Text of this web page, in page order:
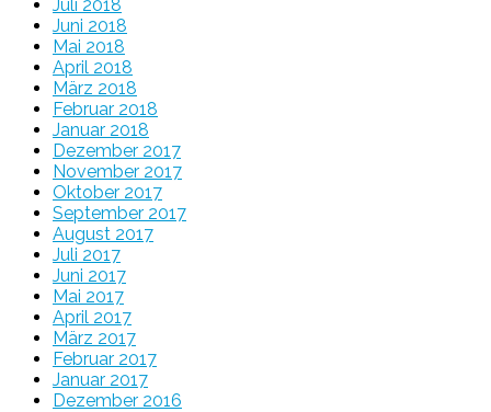
Juli 2018
Juni 2018
Mai 2018
April 2018
März 2018
Februar 2018
Januar 2018
Dezember 2017
November 2017
Oktober 2017
September 2017
August 2017
Juli 2017
Juni 2017
Mai 2017
April 2017
März 2017
Februar 2017
Januar 2017
Dezember 2016